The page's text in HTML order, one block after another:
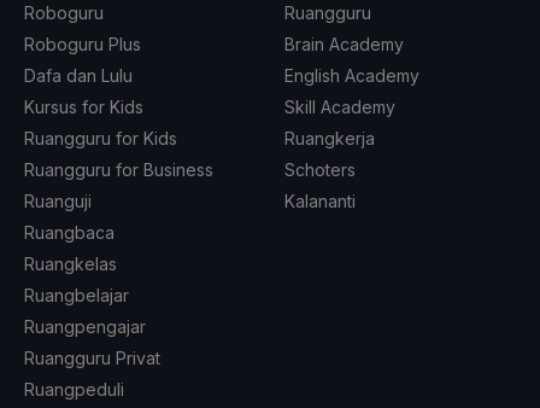
Roboguru
Roboguru Plus
Dafa dan Lulu
Kursus for Kids
Ruangguru for Kids
Ruangguru for Business
Ruanguji
Ruangbaca
Ruangkelas
Ruangbelajar
Ruangpengajar
Ruangguru Privat
Ruangpeduli
Ruangguru
Brain Academy
English Academy
Skill Academy
Ruangkerja
Schoters
Kalananti